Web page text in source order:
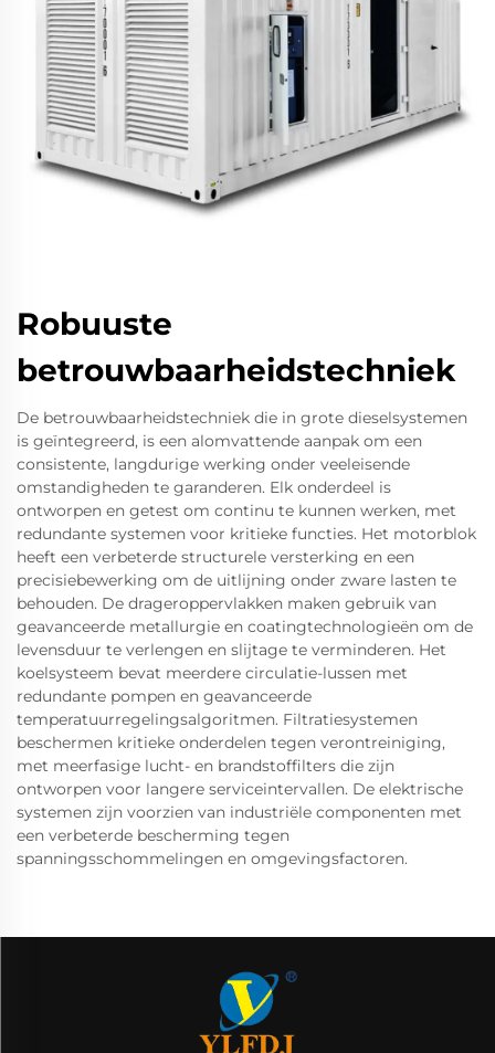
Robuuste
betrouwbaarheidstechniek
De betrouwbaarheidstechniek die in grote dieselsystemen
is geïntegreerd, is een alomvattende aanpak om een
consistente, langdurige werking onder veeleisende
omstandigheden te garanderen. Elk onderdeel is
ontworpen en getest om continu te kunnen werken, met
redundante systemen voor kritieke functies. Het motorblok
heeft een verbeterde structurele versterking en een
precisiebewerking om de uitlijning onder zware lasten te
behouden. De drageroppervlakken maken gebruik van
geavanceerde metallurgie en coatingtechnologieën om de
levensduur te verlengen en slijtage te verminderen. Het
koelsysteem bevat meerdere circulatie-lussen met
redundante pompen en geavanceerde
temperatuurregelingsalgoritmen. Filtratiesystemen
beschermen kritieke onderdelen tegen verontreiniging,
met meerfasige lucht- en brandstoffilters die zijn
ontworpen voor langere serviceintervallen. De elektrische
systemen zijn voorzien van industriële componenten met
een verbeterde bescherming tegen
spanningsschommelingen en omgevingsfactoren.